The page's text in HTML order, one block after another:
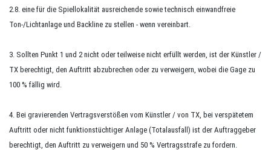
2.8. eine für die Spiellokalität ausreichende sowie technisch einwandfreie
Ton-/Lichtanlage und Backline zu stellen - wenn vereinbart.
3. Sollten Punkt 1 und 2 nicht oder teilweise nicht erfüllt werden, ist der Künstler /
TX berechtigt, den Auftritt abzubrechen oder zu verweigern, wobei die Gage zu
100 % fällig wird.
4. Bei gravierenden Vertragsverstößen vom Künstler / von TX, bei verspätetem
Auftritt oder nicht funktionstüchtiger Anlage (Totalausfall) ist der Auftraggeber
berechtigt, den Auftritt zu verweigern und 50 % Vertragsstrafe zu fordern.